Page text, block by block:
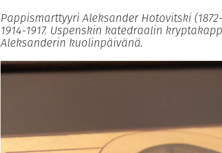
Pappismarttyyri Aleksander Hotovitski
1914-1917. Uspenskin katedraalin
Aleksanderin kuolinpäivänä.